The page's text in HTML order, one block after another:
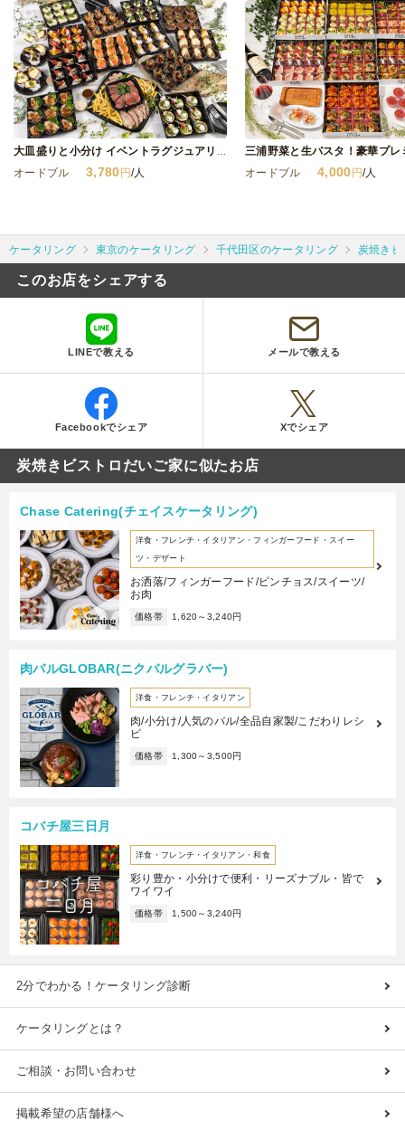
オードブル 3,780円/人 オードブル 4,000円/人
ケータリング 東京のケータリング 千代田区のケータリング 炭焼き
このお店をシェアする
LINEで教える メールで教える
Facebookでシェア Xでシェア
炭焼きビストロだいご家に似たお店
Chase Catering(チェイスケータリング)
洋食・フレンチ・イタリアン・フィンガーフード・スイー
ツ・デザート
お洒落/フィンガーフード/ピンチョス/スイーツ/
お肉
価格帯 1,620～3,240円
肉バルGLOBAR(ニクバルグラバー)
洋食・フレンチ・イタリアン
肉/小分け/人気のバル/全品自家製/こだわりレシ
ピ
価格帯 1,300～3,500円
コバチ屋三日月
洋食・フレンチ・イタリアン・和食
彩り豊か・小分けで便利・リーズナブル・皆で
ワイワイ
価格帯 1,500～3,240円
2分でわかる！ケータリング診断
ケータリングとは？
ご相談・お問い合わせ
掲載希望の店舗様へ